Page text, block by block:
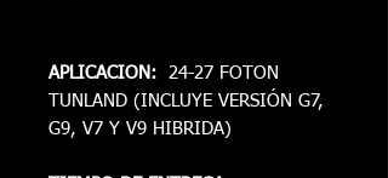
APLICACION: 24-27 FOTON
TUNLAND (INCLUYE VERSIÓN G7,
G9, V7 Y V9 HIBRIDA)